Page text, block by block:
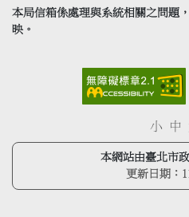
本局信箱係處理與系統相關之問題
映。
小 中
本網站由臺北市
更新日期：